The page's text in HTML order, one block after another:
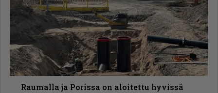
Raumalla ja Porissa on aloitettu hyvissä